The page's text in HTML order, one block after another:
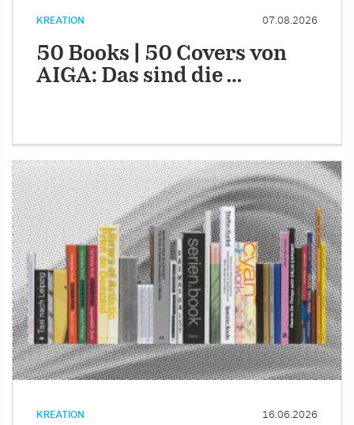
KREATION 07.08.2026
50 Books | 50 Covers von
AIGA: Das sind die …
KREATION 16.06.2026